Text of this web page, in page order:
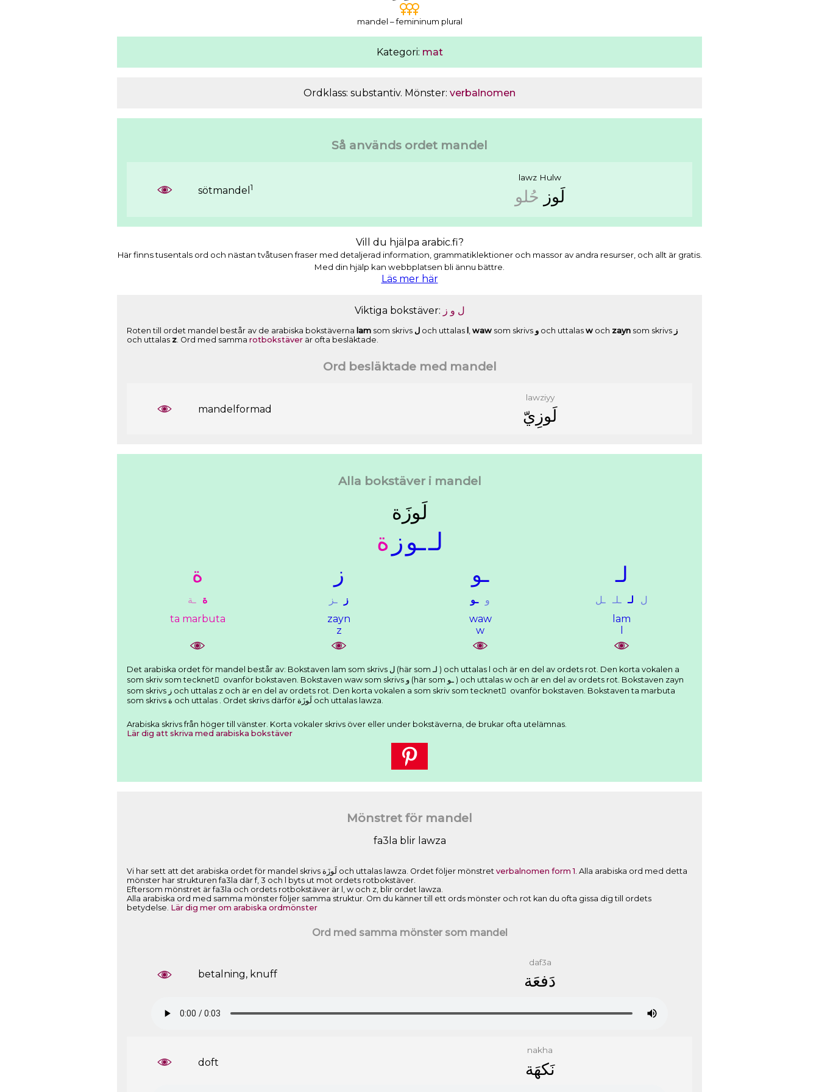
mandel – femininum plural
Kategori: mat
Ordklass: substantiv. Mönster: verbalnomen
Så används ordet mandel
sötmandel 1
lawz Hulw
ﻟَﻮﺯ ﺣُﻠﻮ
Vill du hjälpa arabic.fi?
Här finns tusentals ord och nästan tvåtusen fraser med detaljerad information, grammatiklektioner och massor av andra resurser, och allt är gratis.
Med din hjälp kan webbplatsen bli ännu bättre.
Läs mer här
Viktiga bokstäver: ﻝ ﻭ ﺯ
Roten till ordet mandel består av de arabiska bokstäverna lam som skrivs ﻝ och uttalas , waw som skrivs ﻭ och uttalas w och zayn som skrivs ﺯ
och uttalas z. Ord med samma rotbokstäver är ofta besläktade.
Ord besläktade med mandel
mandelformad
lawziyy
ﻟَﻮﺯِﻱّ
Alla bokstäver i mandel
ﻟَﻮﺯَﺓ
ﻟــﻮﺯ ﺓ
ﻟـ ـﻮ ﺯ ﺓ
ﻝ ﻟـ ـﻠـ ـﻞ ﻭ ـﻮ ﺯ ـﺰ ﺓ ـﺔ
lam
waw
w
zayn
z
ta marbuta
Det arabiska ordet för mandel består av: Bokstaven lam som skrivs ﻝ (här som ﻟـ ) och uttalas l och är en del av ordets rot. Den korta vokalen a
som skriv som tecknet َ ovanför bokstaven. Bokstaven waw som skrivs ﻭ (här som ـﻮ ) och uttalas w och är en del av ordets rot. Bokstaven zayn
som skrivs ﺯ och uttalas z och är en del av ordets rot. Den korta vokalen a som skriv som tecknet َ ovanför bokstaven. Bokstaven ta marbuta
som skrivs ﺓ och uttalas . Ordet skrivs därför ﻟَﻮﺯَﺓ och uttalas lawza.
Arabiska skrivs från höger till vänster. Korta vokaler skrivs över eller under bokstäverna, de brukar ofta utelämnas.
Lär dig att skriva med arabiska bokstäver
Mönstret för mandel
fa3la blir lawza
Vi har sett att det arabiska ordet för mandel skrivs ﻟَﻮﺯَﺓ och uttalas lawza. Ordet följer mönstret verbalnomen form 1. Alla arabiska ord med detta
mönster har strukturen fa3la där f, 3 och l byts ut mot ordets rotbokstäver.
Eftersom mönstret är fa3la och ordets rotbokstäver är l, w och z, blir ordet lawza.
Alla arabiska ord med samma mönster följer samma struktur. Om du känner till ett ords mönster och rot kan du ofta gissa dig till ordets
betydelse. Lär dig mer om arabiska ordmönster
Ord med samma mönster som mandel
betalning, knuff
daf3a
ﺩَﻓﻌَﺔ
doft
nakha
ﻧَﻜﻬَﺔ